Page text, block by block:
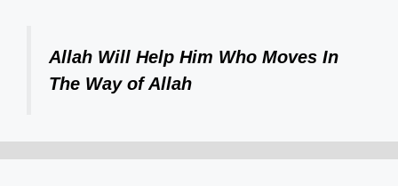
Allah Will Help Him Who Moves In
The Way of Allah